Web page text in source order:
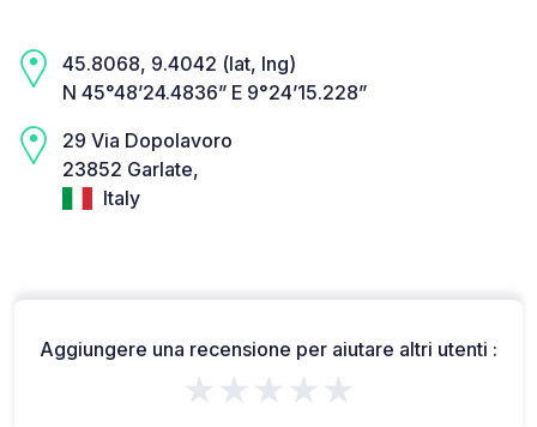
45.8068, 9.4042 (lat, lng)
N 45°48’24.4836” E 9°24’15.228”
29 Via Dopolavoro
23852 Garlate,
Italy
Aggiungere una recensione per aiutare altri utenti :
★★★★★